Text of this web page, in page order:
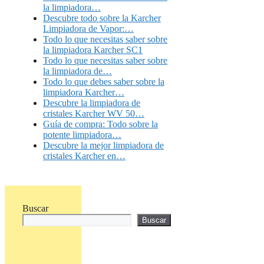
la limpiadora…
Descubre todo sobre la Karcher
Limpiadora de Vapor:…
Todo lo que necesitas saber sobre
la limpiadora Karcher SC1
Todo lo que necesitas saber sobre
la limpiadora de…
Todo lo que debes saber sobre la
limpiadora Karcher…
Descubre la limpiadora de
cristales Karcher WV 50…
Guía de compra: Todo sobre la
potente limpiadora…
Descubre la mejor limpiadora de
cristales Karcher en…
Buscar
Buscar